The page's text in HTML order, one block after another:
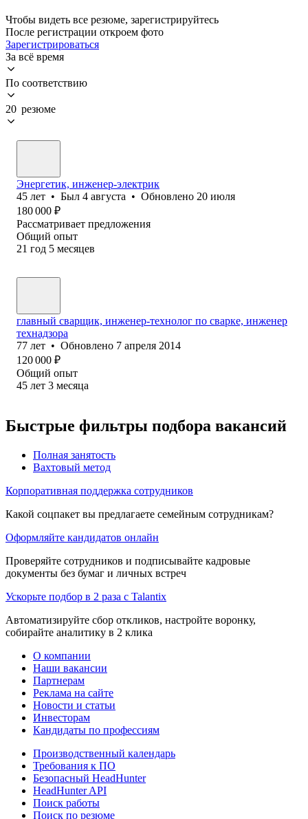
Чтобы видеть все резюме, зарегистрируйтесь
После регистрации откроем фото
Зарегистрироваться
За всё время
По соответствию
20 резюме
Энергетик, инженер-электрик
45 лет • Был 4 августа • Обновлено 20 июля
180 000 ₽
Рассматривает предложения
Общий опыт
21 год 5 месяцев
главный сварщик, инженер-технолог по сварке, инженер
технадзора
77 лет • Обновлено 7 апреля 2014
120 000 ₽
Общий опыт
45 лет 3 месяца
Быстрые фильтры подбора вакансий
Полная занятость
Вахтовый метод
Корпоративная поддержка сотрудников
Какой соцпакет вы предлагаете семейным сотрудникам?
Оформляйте кандидатов онлайн
Проверяйте сотрудников и подписывайте кадровые
документы без бумаг и личных встреч
Ускорьте подбор в 2 раза с Talantix
Автоматизируйте сбор откликов, настройте воронку,
собирайте аналитику в 2 клика
О компании
Наши вакансии
Партнерам
Реклама на сайте
Новости и статьи
Инвесторам
Кандидаты по профессиям
Производственный календарь
Требования к ПО
Безопасный HeadHunter
HeadHunter API
Поиск работы
Поиск по резюме